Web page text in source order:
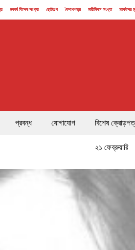
নববর্ষ বিশেষ সংখ্যা ছোটগল্প বৈশাখপত্র নারীদিবস সংখ্যা মার্কসের
প্রবন্ধ যোগাযোগ বিশেষ
২১ ফেব্রুয়ারি